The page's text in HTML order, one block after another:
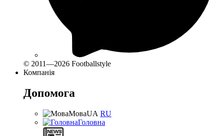
© 2011—2026 Footballstyle
Компанія
Допомога
МоваUA RU
Головна